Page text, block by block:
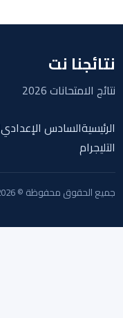
نتائجنا نت
نتائج الامتحانات 2026
الرئيسيةالسادس الإعدادي
التليجرام
جميع الحقوق محفوظة © 2026